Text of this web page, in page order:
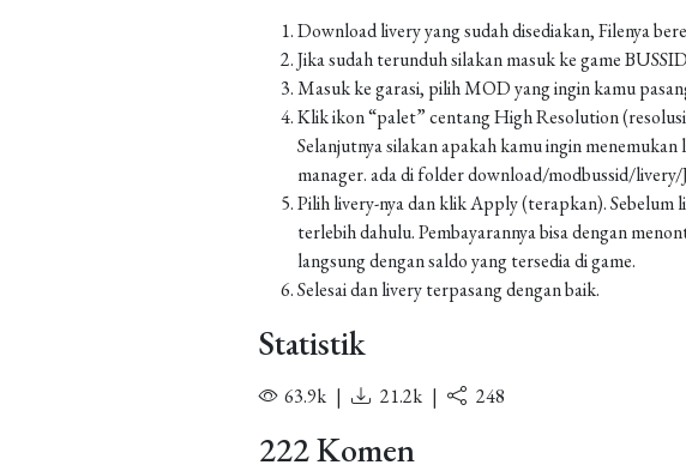
Download livery yang sudah disediakan, Filenya
Jika sudah terunduh silakan masuk ke game
Masuk ke garasi, pilih MOD yang ingin kamu
Klik ikon “palet” centang High Resolution
Selanjutnya silakan apakah kamu ingin
manager. ada di folder download/modbussid/
Pilih livery-nya dan klik Apply (terapkan). Sebelum
terlebih dahulu. Pembayarannya bisa dengan
langsung dengan saldo yang tersedia di game.
Selesai dan livery terpasang dengan baik.
Statistik
63.9k | 21.2k | 248
222 Komen